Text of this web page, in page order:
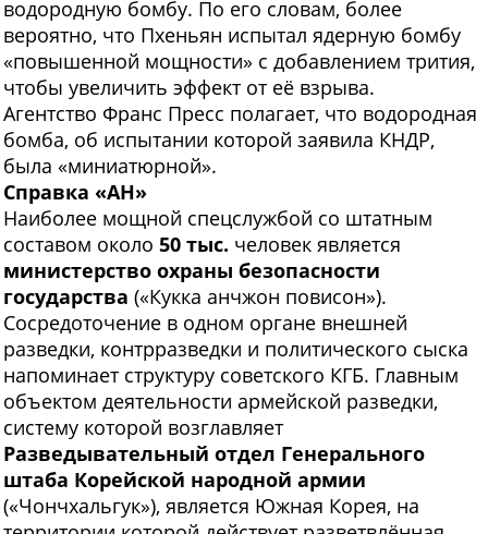
водородную бомбу. По его словам, более
вероятно, что Пхеньян испытал ядерную бомбу
«повышенной мощности» с добавлением трития,
чтобы увеличить эффект от её взрыва.
Агентство Франс Пресс полагает, что водородная
бомба, об испытании которой заявила КНДР,
была «миниатюрной».
Справка «АН»
Наиболее мощной спецслужбой со штатным
составом около 50 тыс. человек является
министерство охраны безопасности
государства («Кукка анчжон повисон»).
Сосредоточение в одном органе внешней
разведки, контрразведки и политического сыска
напоминает структуру советского КГБ. Главным
объектом деятельности армейской разведки,
систему которой возглавляет
Разведывательный отдел Генерального
штаба Корейской народной армии
(«Чончхальгук»), является Южная Корея, на